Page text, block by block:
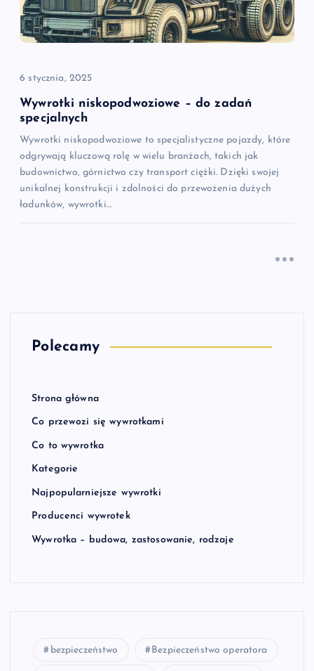
6 stycznia, 2025
Wywrotki niskopodwoziowe – do zadań
specjalnych
Wywrotki niskopodwoziowe to specjalistyczne pojazdy, które
odgrywają kluczową rolę w wielu branżach, takich jak
budownictwo, górnictwo czy transport ciężki. Dzięki swojej
unikalnej konstrukcji i zdolności do przewożenia dużych
ładunków, wywrotki…
Polecamy
Strona główna
Co przewozi się wywrotkami
Co to wywrotka
Kategorie
Najpopularniejsze wywrotki
Producenci wywrotek
Wywrotka – budowa, zastosowanie, rodzaje
bezpieczeństwo Bezpieczeństwo operatora